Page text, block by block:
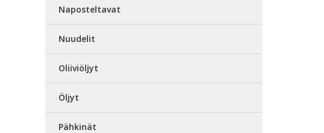
Naposteltavat
Nuudelit
Oliiviöljyt
Öljyt
Pähkinät